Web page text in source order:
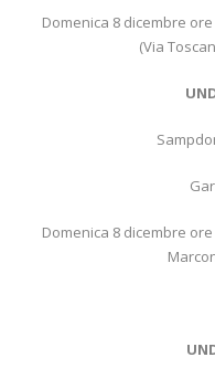
Domenica 8 dicembre
(Via
Domenica 8 dicembre